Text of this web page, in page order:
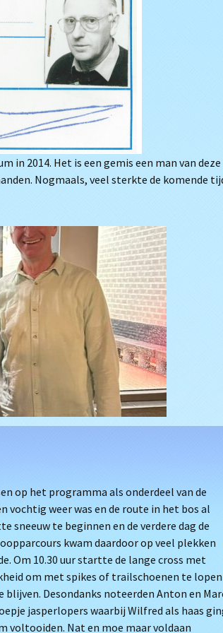
in 2014. Het is een gemis een man van deze
Nogmaals, veel sterkte de komende
op het programma als onderdeel van de
weer was en de route in het bos al
sneeuw te beginnen en de verdere dag de
kwam daardoor op veel plekken
Om 10.30 uur startte de lange cross met
om met spikes of trailschoenen te lopen
Desondanks noteerden Anton en
jasperlopers waarbij Wilfred als haas
voltooiden. Nat en moe maar voldaan